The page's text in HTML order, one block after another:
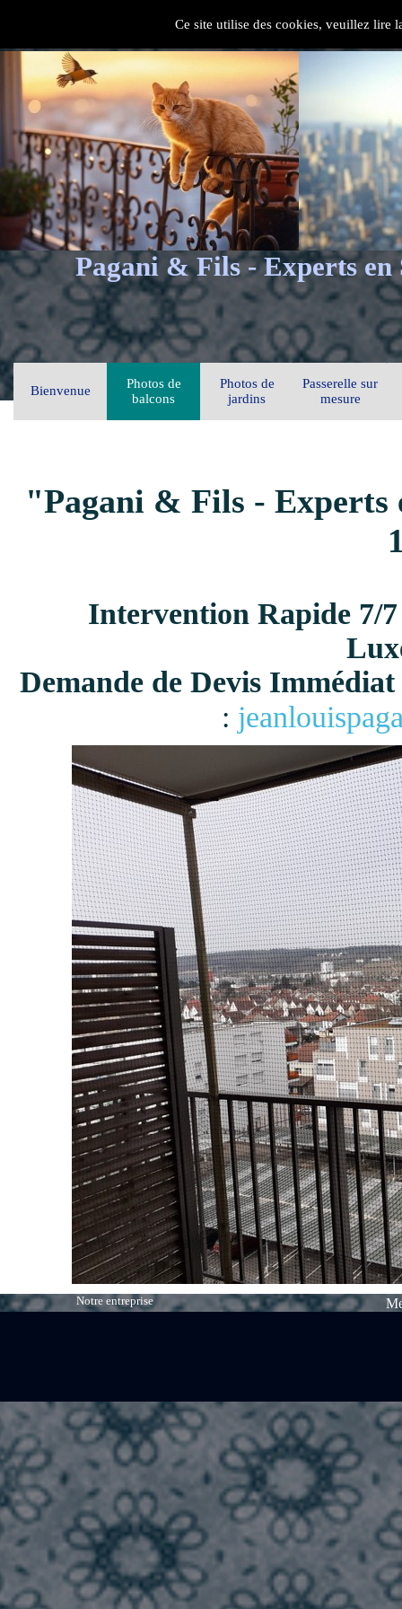
Ce site utilise des cookies, veuillez lire
Pagani & Fils - Experts en
Bienvenue
Photos de
balcons
Photos de
jardins
Passerelle sur
mesure
"Pagani & Fils - Experts
Intervention Rapide 7/
Demande de Devis
:
Notre entreprise